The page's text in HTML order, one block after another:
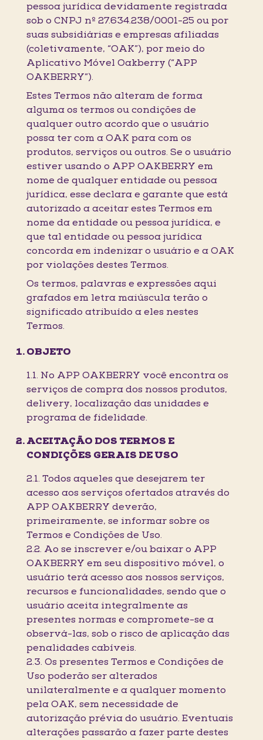
pessoa jurídica devidamente registrada
sob o CNPJ nº 27.634.238/0001-25 ou por
suas subsidiárias e empresas afiliadas
(coletivamente, “OAK”), por meio do
Aplicativo Móvel Oakberry (“APP
OAKBERRY”).
Estes Termos não alteram de forma
alguma os termos ou condições de
qualquer outro acordo que o usuário
possa ter com a OAK para com os
produtos, serviços ou outros. Se o usuário
estiver usando o APP OAKBERRY em
nome de qualquer entidade ou pessoa
jurídica, esse declara e garante que está
autorizado a aceitar estes Termos em
nome da entidade ou pessoa jurídica, e
que tal entidade ou pessoa jurídica
concorda em indenizar o usuário e a OAK
por violações destes Termos.
Os termos, palavras e expressões aqui
grafados em letra maiúscula terão o
significado atribuído a eles nestes
Termos.
OBJETO
1.1. No APP OAKBERRY você encontra os
serviços de compra dos nossos produtos,
delivery, localização das unidades e
programa de fidelidade.
ACEITAÇÃO DOS TERMOS E
CONDIÇÕES GERAIS DE USO
2.1. Todos aqueles que desejarem ter
acesso aos serviços ofertados através do
APP OAKBERRY deverão,
primeiramente, se informar sobre os
Termos e Condições de Uso.
2.2. Ao se inscrever e/ou baixar o APP
OAKBERRY em seu dispositivo móvel, o
usuário terá acesso aos nossos serviços,
recursos e funcionalidades, sendo que o
usuário aceita integralmente as
presentes normas e compromete-se a
observá-las, sob o risco de aplicação das
penalidades cabíveis.
2.3. Os presentes Termos e Condições de
Uso poderão ser alterados
unilateralmente e a qualquer momento
pela OAK, sem necessidade de
autorização prévia do usuário. Eventuais
alterações passarão a fazer parte destes